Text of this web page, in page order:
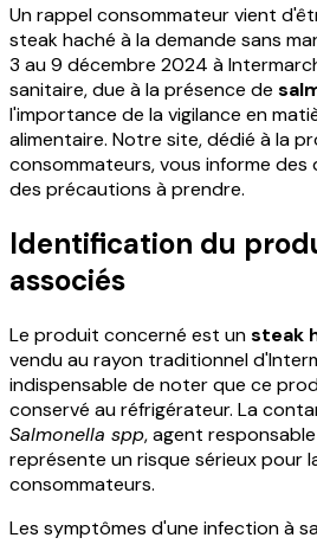
Un rappel consommateur vient
steak haché à la demande sans
3 au 9 décembre 2024 à
sanitaire, due à la présence de
l'importance de la vigilance en
alimentaire. Notre site, dédié à la
consommateurs, vous informe des
des précautions à prendre.
Identification du
associés
Le produit concerné est unsteak
vendu au rayon traditionnel
indispensable de noter que ce
conservé au réfrigérateur. La
Salmonella spp, agent
représente un risque sérieux pour
consommateurs.
Les symptômes d'une infection à